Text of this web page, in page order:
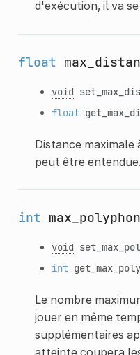
d'exécution, il va
float
void
float
Distance
peut être entendue.
int
void
int
Le nombre
jouer en même
supplémentaires
atteinte coupera